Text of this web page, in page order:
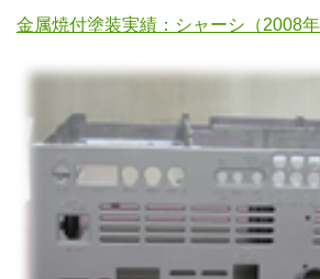
金属焼付塗装実績：シャーシ（2008年